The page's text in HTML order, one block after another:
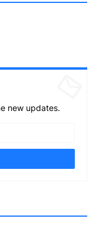
new updates.